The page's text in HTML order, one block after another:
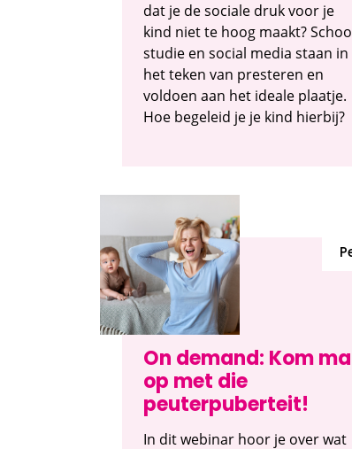
dat je de sociale druk voor je
kind niet te hoog maakt?
studie en social media staan in
het teken van presteren en
voldoen aan het ideale plaatje.
Hoe begeleid je je kind hierbij?
On demand: Kom
op met die
peuterpuberteit!
In dit webinar hoor je over wat